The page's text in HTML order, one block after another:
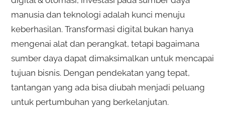
manusia dan teknologi adalah kunci menuju
keberhasilan. Transformasi digital bukan hanya
mengenai alat dan perangkat, tetapi bagaimana
sumber daya dapat dimaksimalkan untuk mencapai
tujuan bisnis. Dengan pendekatan yang tepat,
tantangan yang ada bisa diubah menjadi peluang
untuk pertumbuhan yang berkelanjutan.